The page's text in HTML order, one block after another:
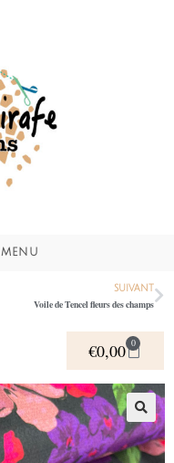
MENU
SUIVANT
Voile de Tencel fleurs des champs
€0,00 0